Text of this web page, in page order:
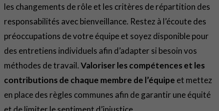
les changements de rôle et les critères de répartition des
responsabilités avec bienveillance. Restez à l’écoute des
préoccupations de votre équipe et soyez disponible pour
des entretiens individuels afin d’adapter si besoin vos
méthodes de travail.Valoriser les compétences et les
contributions de chaque membre de l’équipe et mettez
en place des règles communes afin de garantir une équité